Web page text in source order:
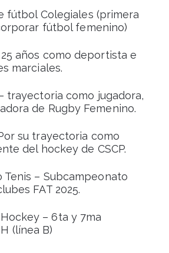
fútbol Colegiales (primera
fútbol femenino)
años como deportista e
marciales.
trayectoria como jugadora,
de Rugby Femenino.
su trayectoria como
del hockey de CSCP.
Tenis – Subcampeonato
FAT 2025.
– 6ta y 7ma
(línea B)